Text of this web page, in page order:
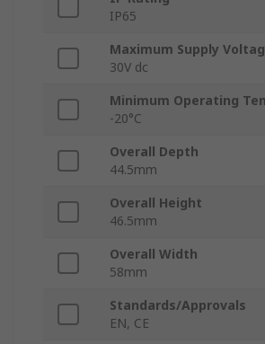
IP65
Maximum Supply
30V dc
Minimum Operating
-20°C
Overall Depth
44.5mm
Overall Height
46.5mm
Overall Width
58mm
Standards/Approvals
EN, CE